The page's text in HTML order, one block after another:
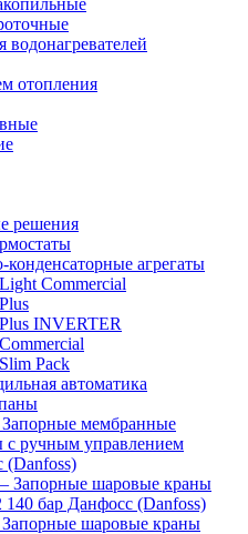
отопления
решения
агрегаты
Commercial
INVERTER
Pack
автоматика
мембранные
с ручным управлением
(Danfoss)
Запорные шаровые краны
140 бар Данфосс (Danfoss)
шаровые краны